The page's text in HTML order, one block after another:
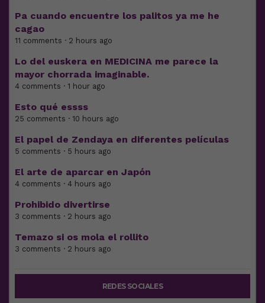
Pa cuando encuentre los palitos ya me he
cagao
11 comments · 2 hours ago
Lo del euskera en MEDICINA me parece la
mayor chorrada imaginable.
4 comments · 1 hour ago
Esto qué essss
25 comments · 10 hours ago
El papel de Zendaya en diferentes películas
5 comments · 5 hours ago
El arte de aparcar en Japón
4 comments · 4 hours ago
Prohibido divertirse
3 comments · 2 hours ago
Temazo si os mola el rollito
3 comments · 2 hours ago
REDES SOCIALES